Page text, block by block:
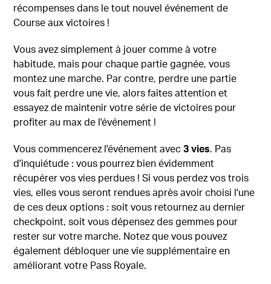
récompenses dans le tout nouvel événement de
Course aux victoires !
Vous avez simplement à jouer comme à votre
habitude, mais pour chaque partie gagnée, vous
montez une marche. Par contre, perdre une partie
vous fait perdre une vie, alors faites attention et
essayez de maintenir votre série de victoires pour
profiter au max de l'événement !
Vous commencerez l'événement avec3 vies. Pas
d'inquiétude : vous pourrez bien évidemment
récupérer vos vies perdues ! Si vous perdez vos trois
vies, elles vous seront rendues après avoir choisi l'une
de ces deux options : soit vous retournez au dernier
checkpoint, soit vous dépensez des gemmes pour
rester sur votre marche. Notez que vous pouvez
également débloquer une vie supplémentaire en
améliorant votre Pass Royale.